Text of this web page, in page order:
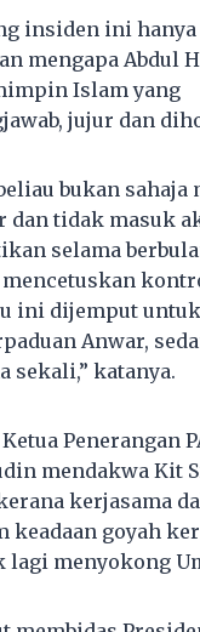
insiden ini hanya
mengapa Abdul
Islam yang
jujur dan
bukan sahaja
dan tidak masuk
selama
ini dijemput
Anwar,
sekali,” katanya.
Penerangan
mendakwa Kit
kerjasama
keadaan goyah
lagi menyokong